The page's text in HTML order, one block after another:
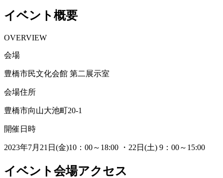
イベント概要
OVERVIEW
会場
豊橋市民文化会館 第二展示室
会場住所
豊橋市向山大池町20-1
開催日時
2023年7月21日(金)10：00～18:00 ・22日(土) 9：00～15:00
イベント会場アクセス